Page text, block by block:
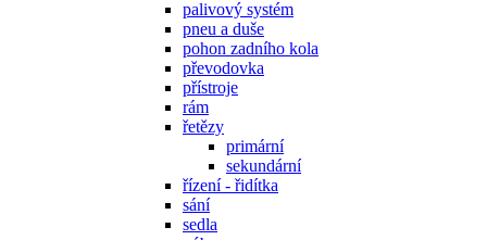
palivový systém
pneu a duše
pohon zadního kola
převodovka
přístroje
rám
řetězy
primární
sekundární
řízení - řidítka
sání
sedla